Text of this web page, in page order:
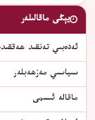
يېڭى ماقالىلەر
ئەدەبىي تەنقىد
سىياسىي مەزھەبلەر
ماقالە ئىسمى